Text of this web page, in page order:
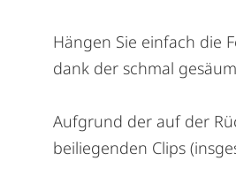
Hängen Sie einfach die
dank der schmal
Aufgrund der auf der
beiliegenden Clips